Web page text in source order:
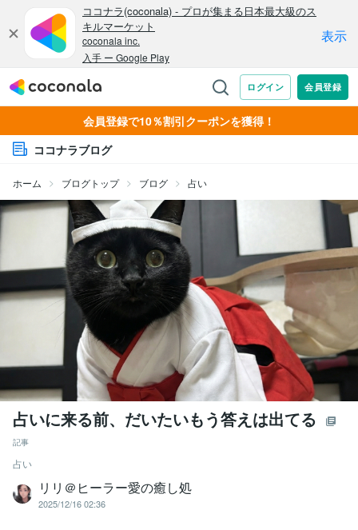
会員登録で10％割引クーポンを獲得！
ココナラブログ
ホーム ブログトップ ブログ 占い
占いに来る前、だいたいもう答えは出てる
記事
占い
リリ＠ヒーラー愛の癒し処
2025/12/16 02:36